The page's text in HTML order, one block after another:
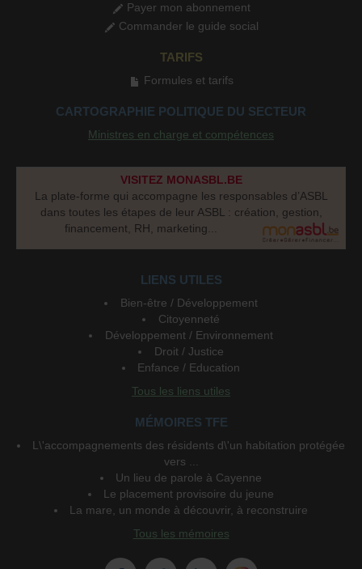
Payer mon abonnement
Commander le guide social
TARIFS
Formules et tarifs
CARTOGRAPHIE POLITIQUE DU SECTEUR
Ministres en charge et compétences
VISITEZ MONASBL.BE
La plate-forme qui accompagne les responsables d’ASBL
dans toutes les étapes de leur ASBL : création, gestion,
financement, RH, marketing...
LIENS UTILES
Bien-être / Développement
Citoyenneté
Développement / Environnement
Droit / Justice
Enfance / Education
Tous les liens utiles
MÉMOIRES TFE
L\'accompagnements des résidents d\'un habitation protégée
vers ...
Un lieu de parole à Cayenne
Le placement provisoire du jeune
La mare, un monde à découvrir, à reconstruire
Tous les mémoires